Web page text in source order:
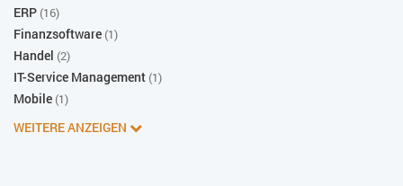
ERP (16)
Finanzsoftware (1)
Handel (2)
IT-Service Management (1)
Mobile (1)
WEITERE ANZEIGEN